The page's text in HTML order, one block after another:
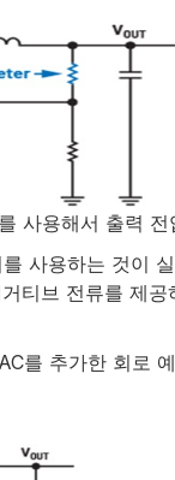
사용해서 출력
사용하는 것이
티브 전류를 제
를 추가한 회로